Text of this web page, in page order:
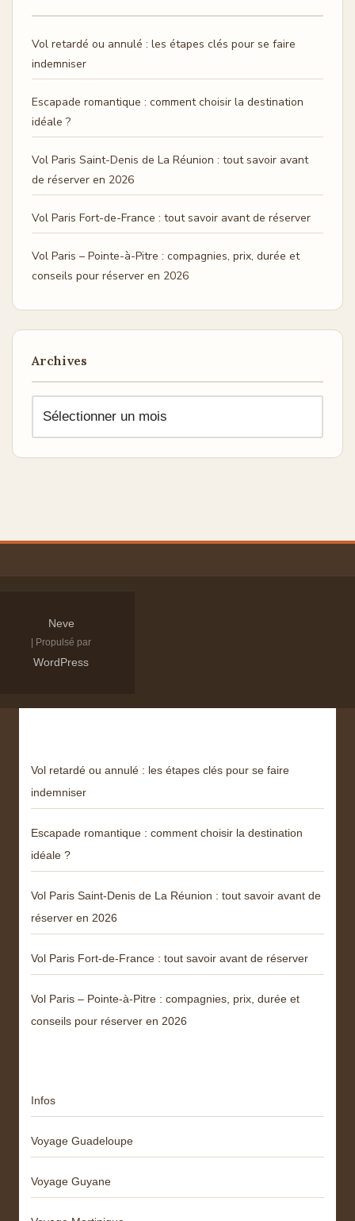
Vol retardé ou annulé : les étapes clés pour se faire
indemniser
Escapade romantique : comment choisir la destination
idéale ?
Vol Paris Saint-Denis de La Réunion : tout savoir avant
de réserver en 2026
Vol Paris Fort-de-France : tout savoir avant de réserver
Vol Paris – Pointe-à-Pitre : compagnies, prix, durée et
conseils pour réserver en 2026
Archives
Neve
| Propulsé par
WordPress
Vol retardé ou annulé : les étapes clés pour se faire
indemniser
Escapade romantique : comment choisir la destination
idéale ?
Vol Paris Saint-Denis de La Réunion : tout savoir avant de
réserver en 2026
Vol Paris Fort-de-France : tout savoir avant de réserver
Vol Paris – Pointe-à-Pitre : compagnies, prix, durée et
conseils pour réserver en 2026
Infos
Voyage Guadeloupe
Voyage Guyane